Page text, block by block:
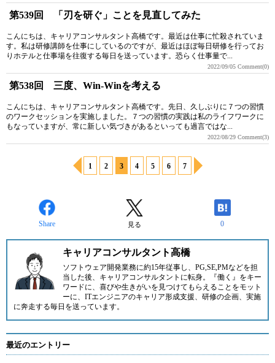
第539回 「刃を研ぐ」ことを見直してみた
こんにちは、キャリアコンサルタント高橋です。最近は仕事に忙殺されていま
す。私は研修講師を仕事にしているのですが、最近はほぼ毎日研修を行ってお
りホテルと仕事場を往復する毎日を送っています。恐らく仕事量で...
2022/09/05 Comment(0)
第538回 三度、Win-Winを考える
こんにちは、キャリアコンサルタント高橋です。先日、久しぶりに７つの習慣
のワークセッションを実施しました。７つの習慣の実践は私のライフワークに
もなっていますが、常に新しい気づきがあるといっても過言ではな...
2022/08/29 Comment(3)
1 2 3 4 5 6 7
Share 見る 0
キャリアコンサルタント高橋
ソフトウェア開発業務に約15年従事し、PG,SE,PMなどを担
当した後、キャリアコンサルタントに転身。『働く』をキー
ワードに、喜びや生きがいを見つけてもらえることをモット
ーに、ITエンジニアのキャリア形成支援、研修の企画、実施
に奔走する毎日を送っています。
最近のエントリー